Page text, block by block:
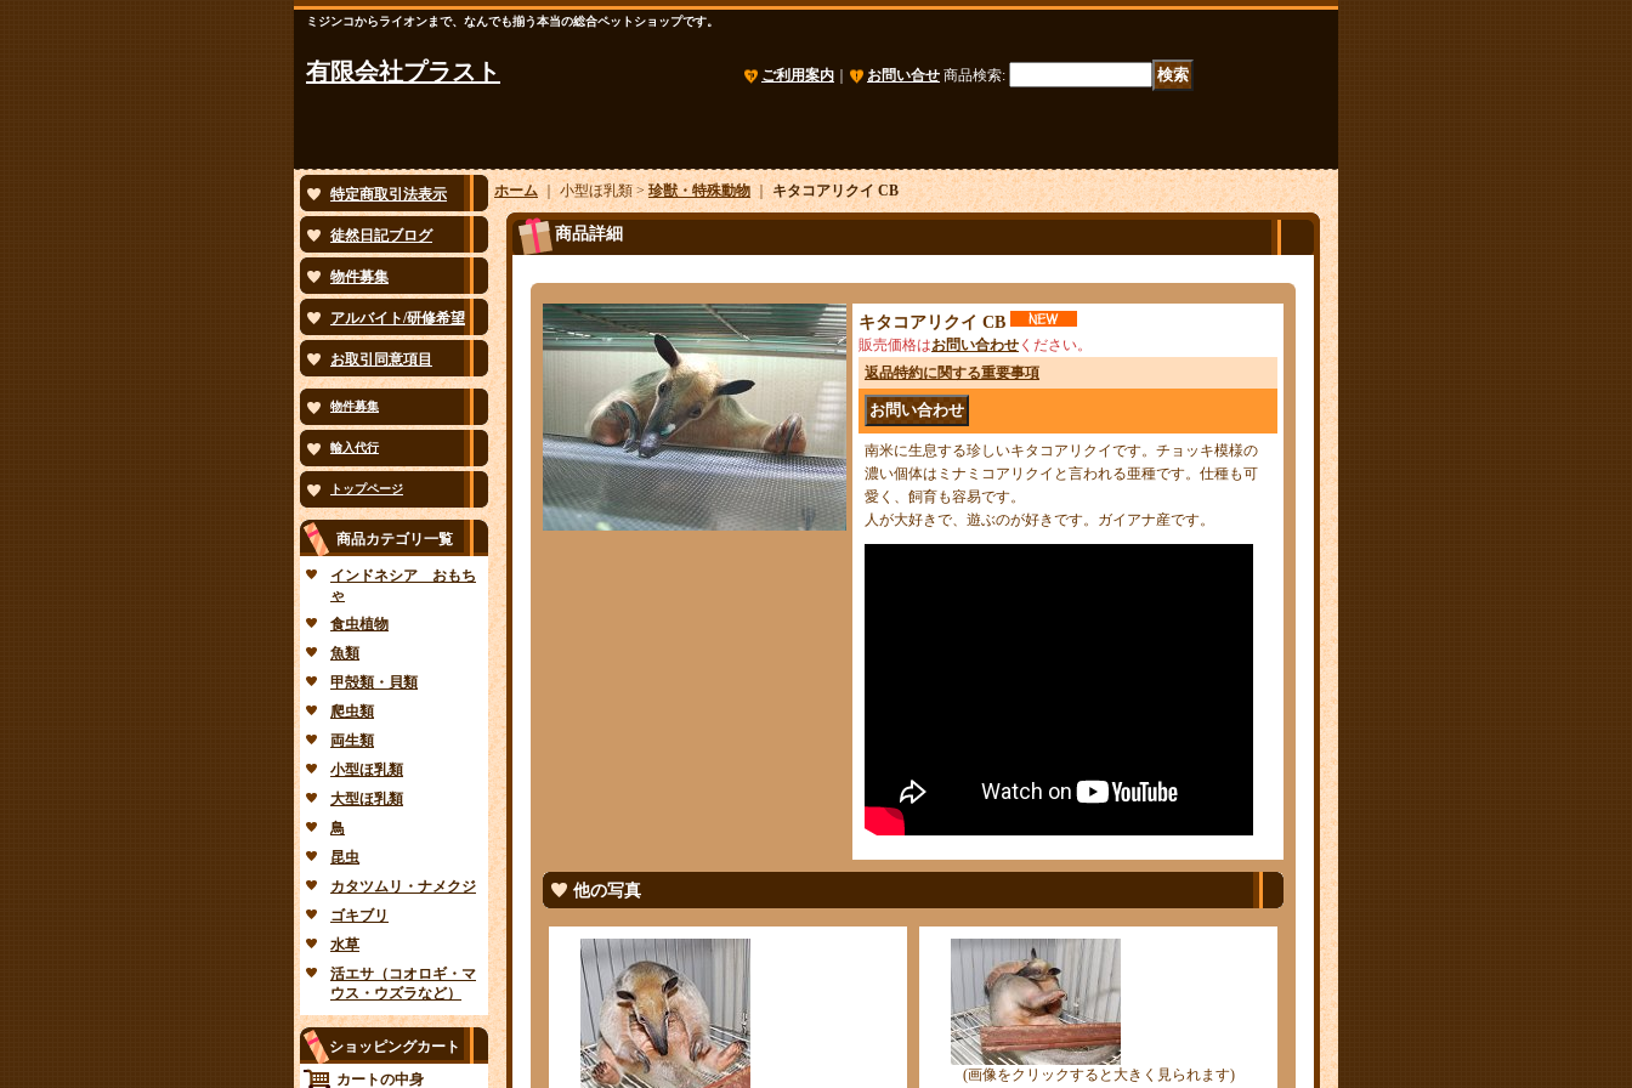
ミジンコからライオンまで、なんでも揃う本当の総合ペットショップです。
有限会社プラスト ご利用案内 お問い合せ 商品検索:
特定商取引法表示
徒然日記ブログ
物件募集
アルバイト/研修希望
お取引同意項目
物件募集
輸入代行
トップページ
商品カテゴリ一覧
インドネシア おもち
ゃ
食虫植物
魚類
甲殻類・貝類
爬虫類
両生類
小型ほ乳類
大型ほ乳類
鳥
昆虫
カタツムリ・ナメクジ
ゴキブリ
水草
活エサ（コオロギ・マ
ウス・ウズラなど）
ショッピングカート
カートの中身
ホーム｜ 小型ほ乳類 >珍獣・特殊動物 ｜キタコアリクイ CB
商品詳細
キタコアリクイ CB
販売価格はお問い合わせ ください。
返品特約に関する重要事項
南米に生息する珍しいキタコアリクイです。チョッキ模様の
濃い個体はミナミコアリクイと言われる亜種です。仕種も可
愛く、飼育も容易です。
人が大好きで、遊ぶのが好きです。ガイアナ産です。
他の写真
(画像をクリックすると大きく見られます)